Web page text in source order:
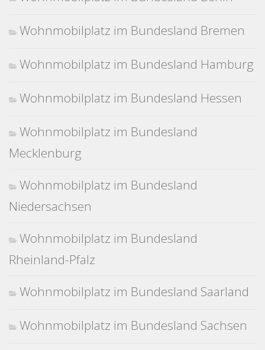
Wohnmobilplatz im Bundesland Bremen
Wohnmobilplatz im Bundesland Hamburg
Wohnmobilplatz im Bundesland Hessen
Wohnmobilplatz im Bundesland
Mecklenburg
Wohnmobilplatz im Bundesland
Niedersachsen
Wohnmobilplatz im Bundesland
Rheinland-Pfalz
Wohnmobilplatz im Bundesland Saarland
Wohnmobilplatz im Bundesland Sachsen